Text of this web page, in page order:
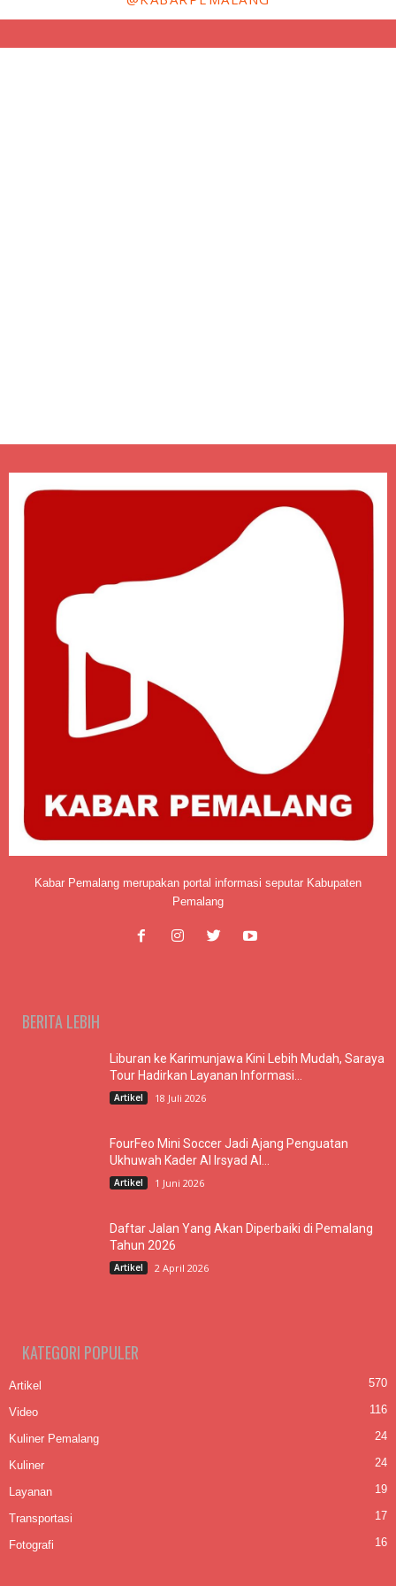
Kabar Pemalang merupakan portal informasi seputar Kabupaten
Pemalang
BERITA LEBIH
Liburan ke Karimunjawa Kini Lebih Mudah, Saraya
Tour Hadirkan Layanan Informasi...
Artikel 18 Juli 2026
FourFeo Mini Soccer Jadi Ajang Penguatan
Ukhuwah Kader Al Irsyad Al...
Artikel 1 Juni 2026
Daftar Jalan Yang Akan Diperbaiki di Pemalang
Tahun 2026
Artikel 2 April 2026
KATEGORI POPULER
Artikel 570
Video 116
Kuliner Pemalang 24
Kuliner 24
Layanan 19
Transportasi 17
Fotografi 16